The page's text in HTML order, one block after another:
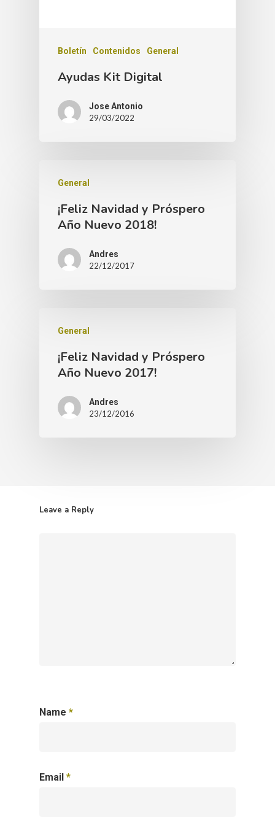
Boletín Contenidos General
Ayudas Kit Digital
Jose Antonio
29/03/2022
General
¡Feliz Navidad y Próspero
Año Nuevo 2018!
Andres
22/12/2017
General
¡Feliz Navidad y Próspero
Año Nuevo 2017!
Andres
23/12/2016
Leave a Reply
Name *
Email *